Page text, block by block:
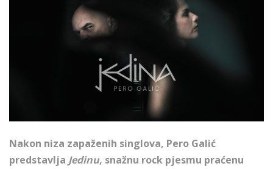
Nakon niza zapaženih singlova, Pero Galić
predstavlja Jedinu, snažnu rock pjesmu praćenu